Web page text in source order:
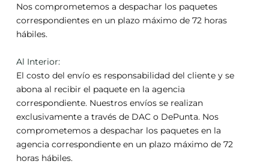
Nos comprometemos a despachar los paquetes
correspondientes en un plazo máximo de 72 horas
hábiles.
Al Interior:
El costo del envío es responsabilidad del cliente y se
abona al recibir el paquete en la agencia
correspondiente. Nuestros envíos se realizan
exclusivamente a través de DAC o DePunta. Nos
comprometemos a despachar los paquetes en la
agencia correspondiente en un plazo máximo de 72
horas hábiles.